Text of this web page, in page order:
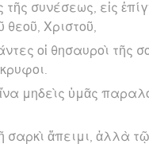
συνέσεως, εἰς
θεοῦ, Χριστοῦ,
οἱ θησαυροὶ τῆς
μηδεὶς ὑμᾶς
σαρκὶ ἄπειμι, ἀλλὰ